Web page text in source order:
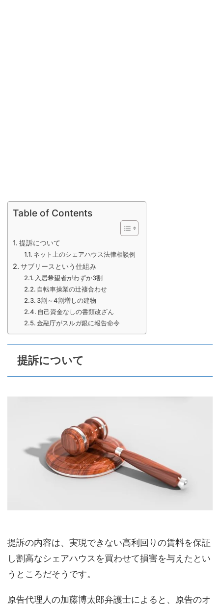
Table of Contents
提訴について
ネット上のシェアハウス法律相談例
サブリースという仕組み
入居希望者がわずか3割
自転車操業の辻褄合わせ
3割～4割増しの建物
自己資金なしの書類改ざん
金融庁がスルガ銀に報告命令
提訴について
提訴の内容は、実現できない高利回りの賃料を保証
し割高なシェアハウスを買わせて損害を与えたとい
うところだそうです。
原告代理人の加藤博太郎弁護士によると、原告のオ